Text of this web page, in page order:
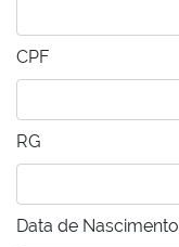
CPF
RG
Data de Nascimento